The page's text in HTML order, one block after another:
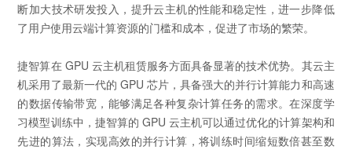
断加大技术研发投入，提升云主机的性能和稳定性，进一步降低
了用户使用云端计算资源的门槛和成本，促进了市场的繁荣。
捷智算在 GPU 云主机租赁服务方面具备显著的技术优势。其云主
机采用了最新一代的 GPU 芯片，具备强大的并行计算能力和高速
的数据传输带宽，能够满足各种复杂计算任务的需求。在深度学
习模型训练中，捷智算的 GPU 云主机可以通过优化的计算架构和
先进的算法，实现高效的并行计算，将训练时间缩短数倍甚至数